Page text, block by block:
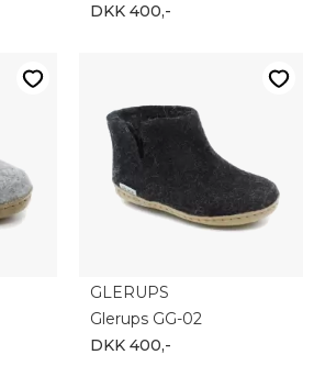
DKK 400,-
GLERUPS
Glerups GG-02
DKK 400,-